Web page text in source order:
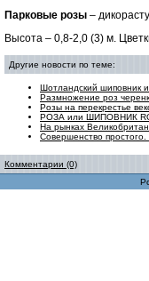
Парковые розы –
Высота – 0,8-2,0 (3) м.
Другие новости по теме:
Шотландский шиповник
Размножение роз
Розы на перекрестье
РОЗА или ШИПОВНИК
На рынках
Совершенство
Комментарии (0)